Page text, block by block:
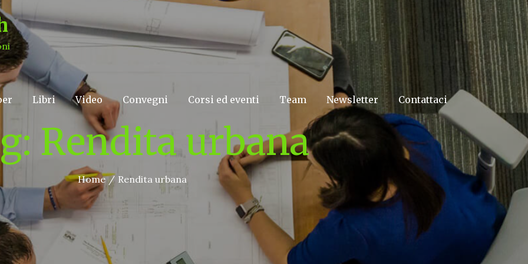
Libri Video Convegni Corsi ed eventi Team Newsletter Contattaci
Rendita urbana
Home Rendita urbana